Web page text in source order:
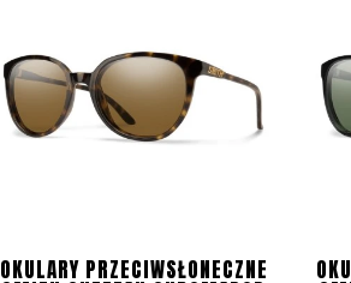
OKULARY PRZECIWSŁONECZNE